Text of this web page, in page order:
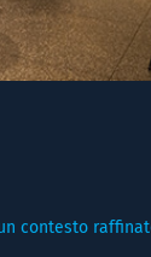
contesto